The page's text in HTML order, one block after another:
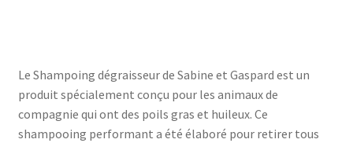
Le Shampoing dégraisseur de Sabine et Gaspard est un
produit spécialement conçu pour les animaux de
compagnie qui ont des poils gras et huileux. Ce
shampooing performant a été élaboré pour retirer tous